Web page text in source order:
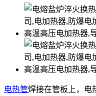
电热管焊接在管板上，电